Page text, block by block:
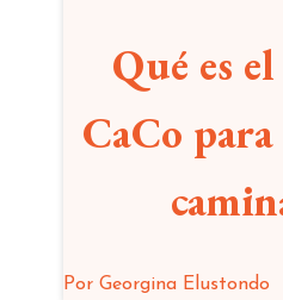
Qué es
CaCo
Por Georgina Elustondo